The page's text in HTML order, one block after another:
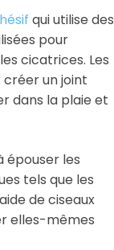
qui utilise des
pour
cicatrices. Les
un joint
dans la plaie et
épouser les
tels que les
de ciseaux
elles-mêmes